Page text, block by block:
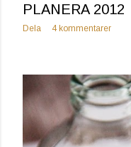
PLANERA 2012
Dela 4 kommentarer